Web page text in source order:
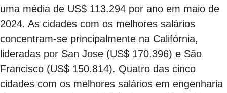
uma média de US$ 113.294 por ano em maio de
2024. As cidades com os melhores salários
concentram-se principalmente na Califórnia,
lideradas por San Jose (US$ 170.396) e São
Francisco (US$ 150.814). Quatro das cinco
cidades com os melhores salários em engenharia